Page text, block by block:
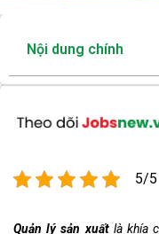
5/5
Quản lý sản xuất là khía
Nội dung chính